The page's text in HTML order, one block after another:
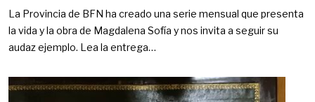
La Provincia de BFN ha creado una serie mensual que presenta
la vida y la obra de Magdalena Sofía y nos invita a seguir su
audaz ejemplo. Lea la entrega…